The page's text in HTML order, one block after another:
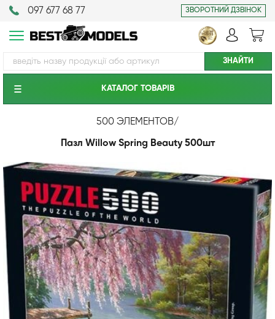
097 677 68 77 ЗВОРОТНИЙ ДЗВІНОК
КАТАЛОГ ТОВАРIВ
500 ЭЛЕМЕНТОВ/
Пазл Willow Spring Beauty 500шт